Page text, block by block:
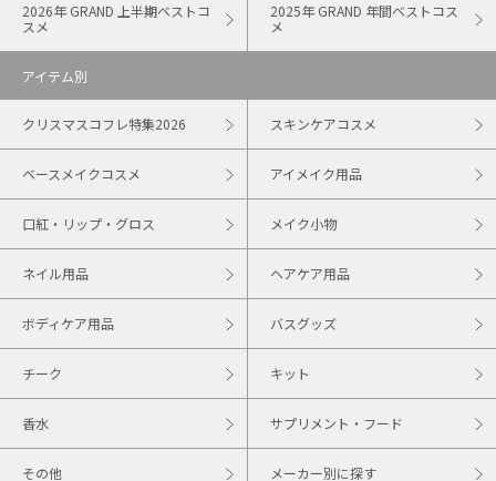
2026年 GRAND 上半期ベストコ
スメ
2025年 GRAND 年間ベストコス
メ
アイテム別
クリスマスコフレ特集2026 スキンケアコスメ
ベースメイクコスメ アイメイク用品
口紅・リップ・グロス メイク小物
ネイル用品 ヘアケア用品
ボディケア用品 バスグッズ
チーク キット
香水 サプリメント・フード
その他 メーカー別に探す